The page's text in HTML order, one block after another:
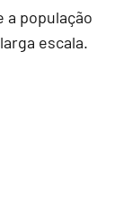
a população
escala.